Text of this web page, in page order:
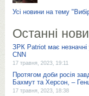
Усі новини на тему
Останні
ЗРК Patriot має
CNN
17 травня, 2023, 19:11
Протягом доби росія
Бахмут та Херсон, –
17 травня, 2023, 18:38